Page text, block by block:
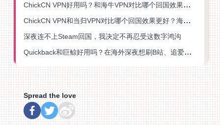
ChickCN VPN好用吗？和海牛VPN对比哪个回国效果更好？
ChickCN VPN和当归VPN对比哪个回国效果更好？海外党亲测后选了它
深夜连不上Steam回国，我决定不再忍受这数字鸿沟
Quickback和巨鲸好用吗？在海外深夜想刷B站、追爱奇艺的你，或许正需要这份答案
Spread the love